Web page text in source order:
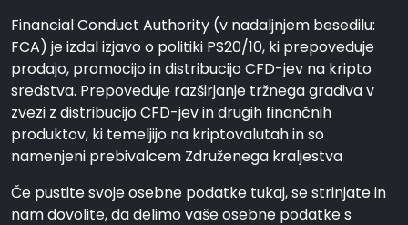
Financial Conduct Authority (v nadaljnjem besedilu:
FCA) je izdal izjavo o politiki PS20/10, ki prepoveduje
prodajo, promocijo in distribucijo CFD-jev na kripto
sredstva. Prepoveduje razširjanje tržnega gradiva v
zvezi z distribucijo CFD-jev in drugih finančnih
produktov, ki temeljijo na kriptovalutah in so
namenjeni prebivalcem Združenega kraljestva
Če pustite svoje osebne podatke tukaj, se strinjate in
nam dovolite, da delimo vaše osebne podatke s